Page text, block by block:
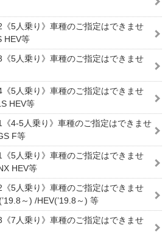
《5人乗り》車種のご指定はできませ
HEV等
《5人乗り》車種のご指定はできませ
《5人乗り》車種のご指定はできませ
HEV等
《4-5人乗り》車種のご指定はできませ
F等
《5人乗り》車種のご指定はできませ
HEV等
《5人乗り》車種のご指定はできませ
～) /HEV(’19.8～) 等
《7人乗り》車種のご指定はできませ